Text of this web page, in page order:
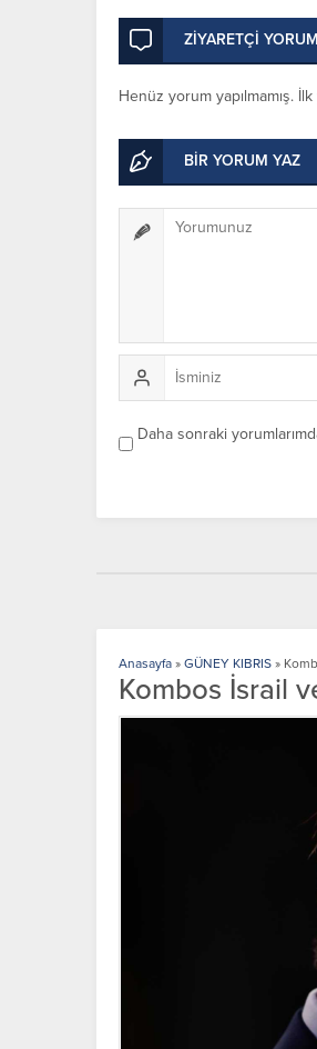
ZİYARETÇİ
Henüz yorum yapılmamış.
BİR YORUM YAZ
Daha sonraki
Anasayfa » GÜNEY KIBRIS »
Kombos İsrail